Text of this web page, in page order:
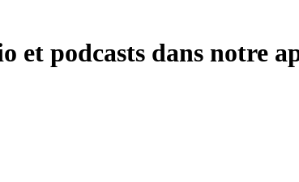
et podcasts dans notre